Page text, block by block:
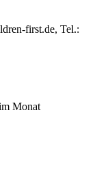
first.de, Tel.:
Monat